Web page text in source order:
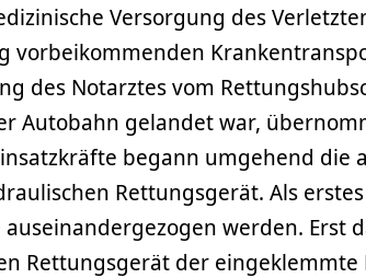
Versorgung des
vorbeikommenden
des Notarztes vom
Autobahn gelandet war,
begann umgehend die
Rettungsgerät. Als
werden. Erst
Rettungsgerät der